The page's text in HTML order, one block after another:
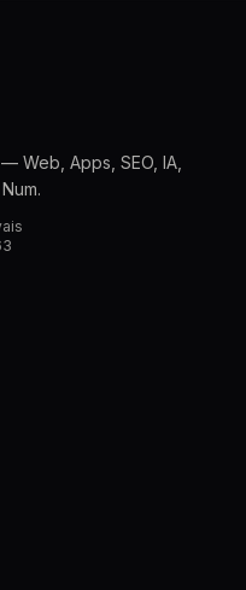
Web, Apps, SEO, IA,